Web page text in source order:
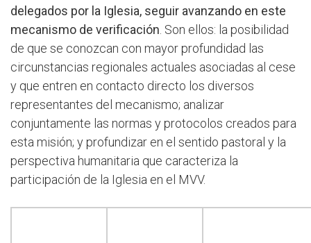
delegados por la Iglesia, seguir avanzando en este
mecanismo de verificación . Son ellos: la posibilidad
de que se conozcan con mayor profundidad las
circunstancias regionales actuales asociadas al cese
y que entren en contacto directo los diversos
representantes del mecanismo; analizar
conjuntamente las normas y protocolos creados para
esta misión; y profundizar en el sentido pastoral y la
perspectiva humanitaria que caracteriza la
participación de la Iglesia en el MVV.